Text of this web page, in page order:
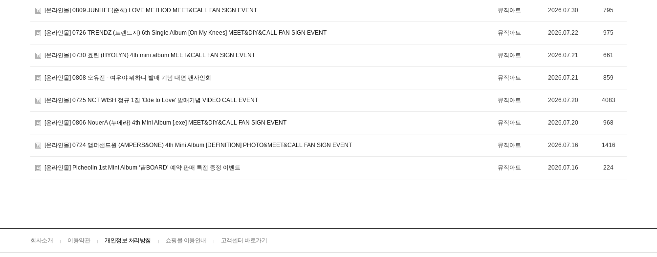
[온라인몰] 0809 JUNHEE(준희) LOVE METHOD MEET&CALL FAN SIGN EVENT 뮤직아트 2026.07.30 795
[온라인몰] 0726 TRENDZ (트렌드지) 6th Single Album [On My Knees] MEET&DIY&CALL FAN SIGN EVENT 뮤직아트 2026.07.22 975
[온라인몰] 0730 효린 (HYOLYN) 4th mini album MEET&CALL FAN SIGN EVENT 뮤직아트 2026.07.21 661
[온라인몰] 0808 오유진 - 여우야 뭐하니 발매 기념 대면 팬사인회 뮤직아트 2026.07.21 859
[온라인몰] 0725 NCT WISH 정규 1집 'Ode to Love' 발매기념 VIDEO CALL EVENT 뮤직아트 2026.07.20 4083
[온라인몰] 0806 NouerA (누에라) 4th Mini Album [.exe] MEET&DIY&CALL FAN SIGN EVENT 뮤직아트 2026.07.20 968
[온라인몰] 0724 앰퍼샌드원 (AMPERS&ONE) 4th Mini Album [DEFINITION] PHOTO&MEET&CALL FAN SIGN EVENT 뮤직아트 2026.07.16 1416
[온라인몰] Picheolin 1st Mini Album ‘吉BOARD’ 예약 판매 특전 증정 이벤트 뮤직아트 2026.07.16 224
회사소개 이용약관 개인정보 처리방침 쇼핑몰 이용안내 고객센터 바로가기